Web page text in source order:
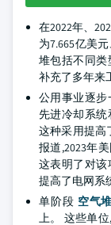
在2022年、
为7.665亿美
堆包括不同类
补充了多年来
公用事业逐
先进冷却系统
这种采用提高
报道,2023年
这表明了对该
提高了电网系
单阶段 空气
上。 这些单